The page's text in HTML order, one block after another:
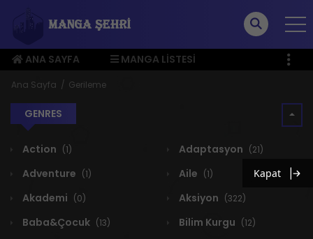
ANA SAYFA
MANGA LISTESI
ÜYE MENÜSÜ
Ana Sayfa Gerileme
GENRES
Action (1) Adaptasyon (21)
Adventure (1) Aile (1)
Akademi (0) Aksiyon (322)
Baba&Çocuk (13) Bilim Kurgu (12)
Kapat